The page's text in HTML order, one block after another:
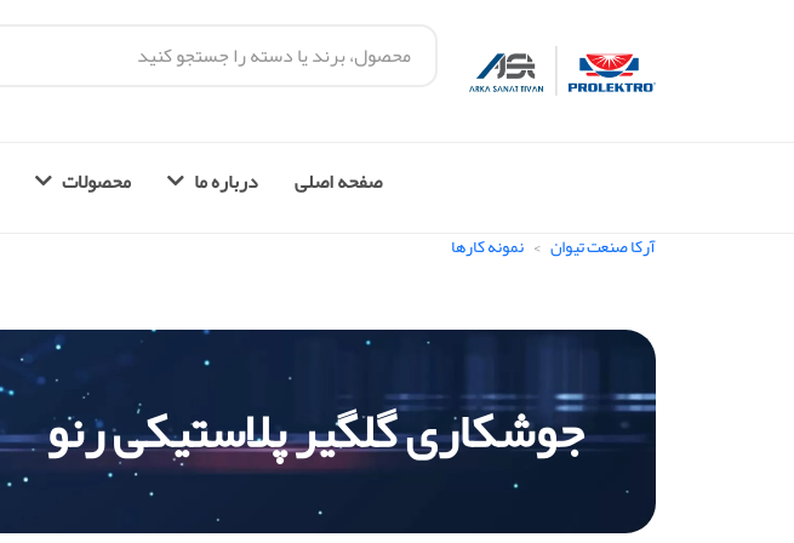
صفحه اصلی درباره ما محصولات
آرکا صنعت تیوان نمونه کارها
جوشکاری گلگیر پلاستیکی رنو